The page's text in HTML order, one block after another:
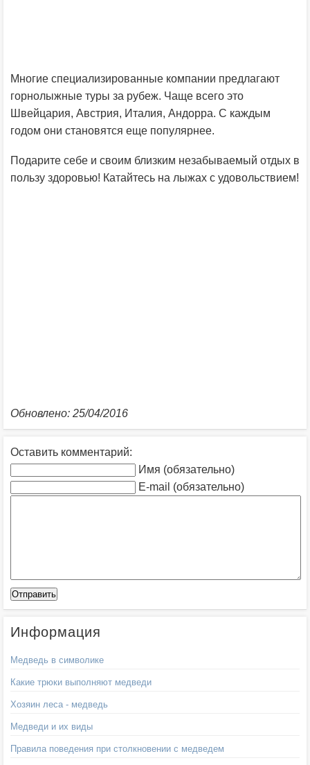
Многие специализированные компании предлагают
горнолыжные туры за рубеж. Чаще всего это
Швейцария, Австрия, Италия, Андорра. С каждым
годом они становятся еще популярнее.
Подарите себе и своим близким незабываемый отдых в
пользу здоровью! Катайтесь на лыжах с удовольствием!
Обновлено: 25/04/2016
Оставить комментарий:
Имя (обязательно)
E-mail (обязательно)
Информация
Медведь в символике
Какие трюки выполняют медведи
Хозяин леса - медведь
Медведи и их виды
Правила поведения при столкновении с медведем